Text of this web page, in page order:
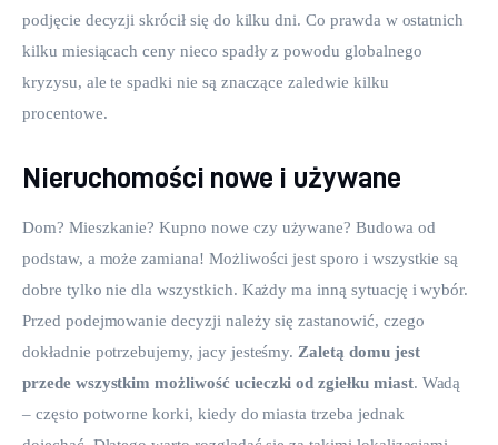
podjęcie decyzji skrócił się do kilku dni. Co prawda w ostatnich
kilku miesiącach ceny nieco spadły z powodu globalnego
kryzysu, ale te spadki nie są znaczące zaledwie kilku
procentowe.
Nieruchomości nowe i używane
Dom? Mieszkanie? Kupno nowe czy używane? Budowa od
podstaw, a może zamiana! Możliwości jest sporo i wszystkie są
dobre tylko nie dla wszystkich. Każdy ma inną sytuację i wybór.
Przed podejmowanie decyzji należy się zastanowić, czego
dokładnie potrzebujemy, jacy jesteśmy. Zaletą domu jest
przede wszystkim możliwość ucieczki od zgiełku miast. Wadą
– często potworne korki, kiedy do miasta trzeba jednak